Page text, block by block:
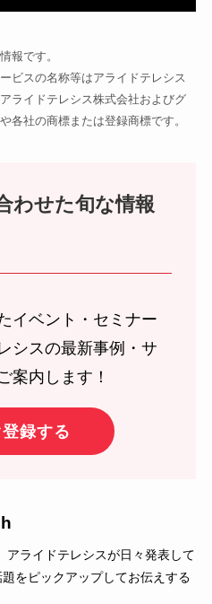
報です。
ビスの名称等はアライドテレシス
ライドテレシス株式会社およびグ
各社の商標または登録商標です。
わせた旬な情報
イベント・セミナー
シスの最新事例・サ
案内します！
録する
アライドテレシスが日々発表して
をピックアップしてお伝えする